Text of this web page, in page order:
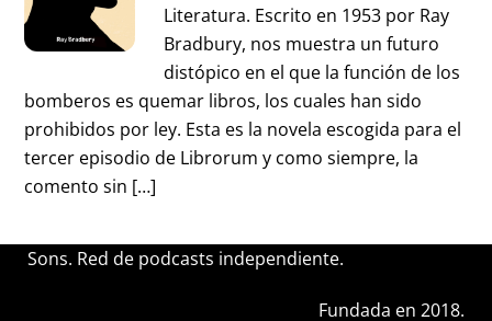
Literatura. Escrito en 1953 por Ray
Bradbury, nos muestra un futuro
distópico en el que la función de los
bomberos es quemar libros, los cuales han sido
prohibidos por ley. Esta es la novela escogida para el
tercer episodio de Librorum y como siempre, la
comento sin […]
Sons. Red de podcasts independiente.
Fundada en 2018.